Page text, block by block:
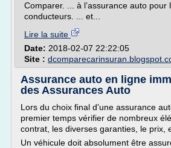
Comparer. ... à l’assurance auto pour
conducteurs. ... et...
Lire la suite
Date: 2018-02-07 22:22:05
Site :
Assurance auto en ligne
des Assurances Auto
Lors du choix final d'une assurance
premier temps vérifier de nombreux
contrat, les diverses garanties, le prix,
Un véhicule doit absolument être